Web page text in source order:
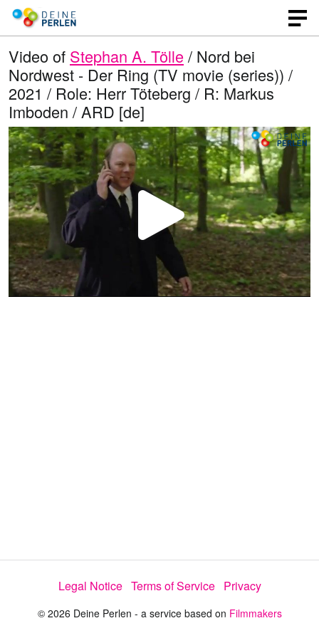
Video of Stephan A. Tölle / Nord bei
Nordwest - Der Ring (TV movie (series)) /
2021 / Role: Herr Töteberg / R: Markus
Imboden / ARD [de]
P
l
e
Legal Notice Terms of Service Privacy
© 2026 Deine Perlen - a service based on Filmmakers